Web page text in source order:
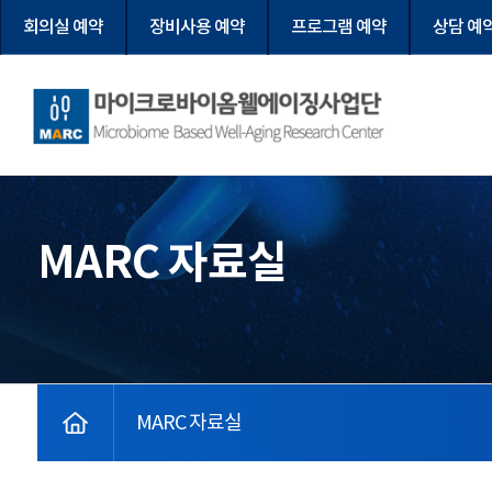
회의실 예약 장비사용 예약 프로그램 예약 상담 예
마이크로바이옴웰에이징사업단
MARC 자료실
MARC 자료실